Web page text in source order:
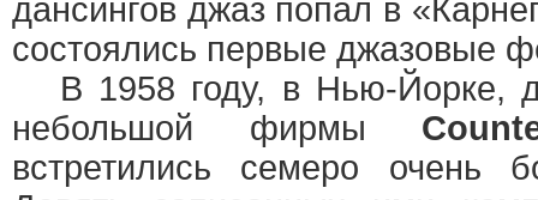
дансингов джаз попал в
состоялись первые джазовые
В 1958 году, в Нью-Йорке,
небольшой фирмы
встретились семеро очень